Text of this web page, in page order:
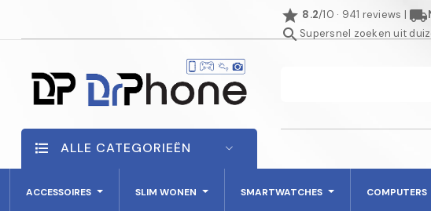
star 8.2/10 · 941 reviews | local_shipping
searchSupersnel zoeken uit
ALLE CATEGORIEËN
ACCESSOIRES SLIM WONEN SMARTWATCHES COMPUTERS